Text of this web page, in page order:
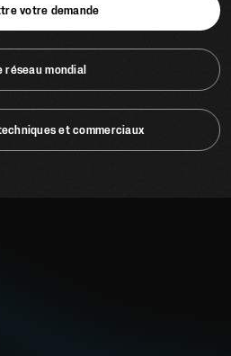
votre demande
réseau mondial
et commerciaux